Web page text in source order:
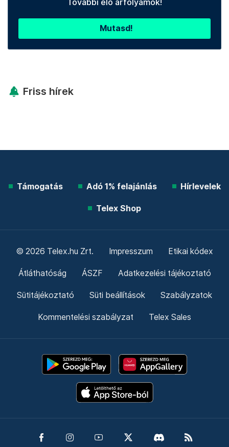
Mutasd!
Friss hírek
Támogatás Adó 1% felajánlás Hírlevelek
Telex Shop
© 2026 Telex.hu Zrt. Impresszum Etikai kódex
Átláthatóság ÁSZF Adatkezelési tájékoztató
Sütitájékoztató Süti beállítások Szabályzatok
Kommentelési szabályzat Telex Sales